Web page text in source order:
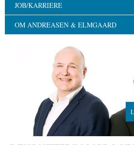
JOB/KARRIERE
OM ANDREASEN & ELMGAARD